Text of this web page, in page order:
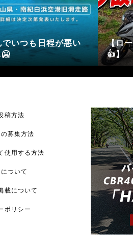
【ローカル峠を走り切る
👍】
稿方法
募集方法
使用する方法
ついて
載について
ポリシー